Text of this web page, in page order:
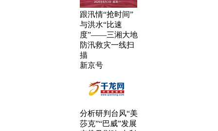
跟汛情“抢时间”
与洪水“比速
度”——三湘大地
防汛救灾一线扫
描
新京号
分析研判台风“美
莎克”“巴威”发展